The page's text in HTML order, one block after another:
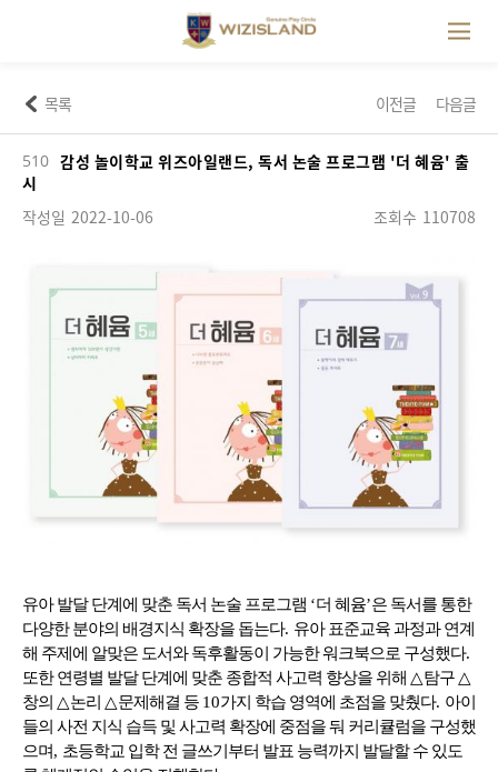
목록 이전글 다음글
510 감성 놀이학교 위즈아일랜드, 독서 논술 프로그램 '더 혜윰' 출
시
작성일 2022-10-06 조회수 110708
유아 발달 단계에 맞춘 독서 논술 프로그램 ‘더 혜윰’은 독서를 통한
다양한 분야의 배경지식 확장을 돕는다. 유아 표준교육 과정과 연계
해 주제에 알맞은 도서와 독후활동이 가능한 워크북으로 구성했다.
또한 연령별 발달 단계에 맞춘 종합적 사고력 향상을 위해 △탐구 △
창의 △논리 △문제해결 등 10가지 학습 영역에 초점을 맞췄다. 아이
들의 사전 지식 습득 및 사고력 확장에 중점을 둬 커리큘럼을 구성했
으며, 초등학교 입학 전 글쓰기부터 발표 능력까지 발달할 수 있도